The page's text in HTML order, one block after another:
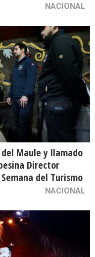
NACIONAL
Maule y llamado
Director
del Turismo
NACIONAL